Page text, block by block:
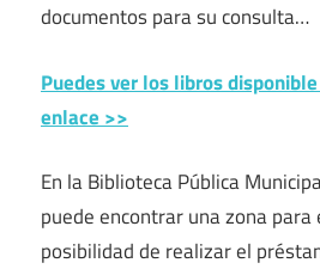
documentos para su consulta…
Puedes ver los libros
enlace >>
En la Biblioteca Pública
puede encontrar una zona
posibilidad de realizar el